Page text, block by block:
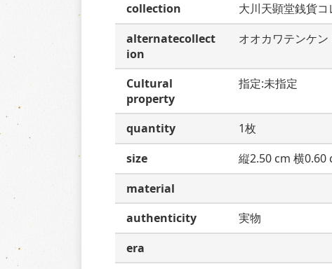
collection
大川天顕堂銭貨
alternatecollect
ion
オオカワテンケ
Cultural
property
指定:未指定
quantity
1枚
size
縦2.50 cm 横0.60
material
authenticity
実物
era